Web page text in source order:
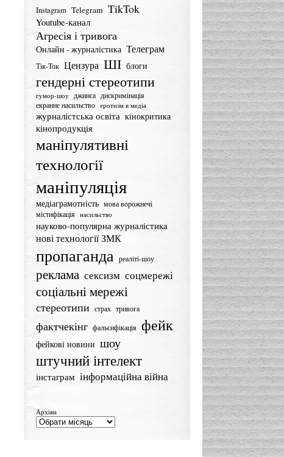
Instagram Telegram TikTok
Youtube-канал
Агресія і тривога
Онлайн - журналістика Телеграм
Тік-Ток Цензура ШІ блоги
гендерні стереотипи
гумор-шоу джинса
дискримінація
екранне насильство
еротизм в медіа
журналістська освіта кінокритика
кінопродукція
маніпулятивні
технології
маніпуляція
медіаграмотність мова ворожнечі
містифікація насильство
науково-популярна журналістика
нові технології ЗМК
пропаганда реаліті-шоу
реклама сексизм соцмережі
соціальні мережі
стереотипи страх тривога
фактчекінг фальсифікація фейк
фейкові новини шоу
штучний інтелект
інстаграм інформаційна війна
Архіви